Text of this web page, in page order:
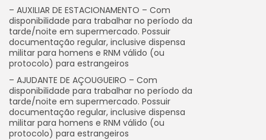
– AUXILIAR DE ESTACIONAMENTO – Com
disponibilidade para trabalhar no período da
tarde/noite em supermercado. Possuir
documentação regular, inclusive dispensa
militar para homens e RNM válido (ou
protocolo) para estrangeiros
– AJUDANTE DE AÇOUGUEIRO – Com
disponibilidade para trabalhar no período da
tarde/noite em supermercado. Possuir
documentação regular, inclusive dispensa
militar para homens e RNM válido (ou
protocolo) para estrangeiros